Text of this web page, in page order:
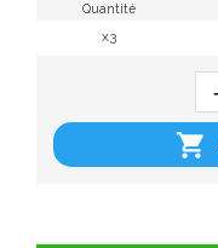
Quantité
x3
